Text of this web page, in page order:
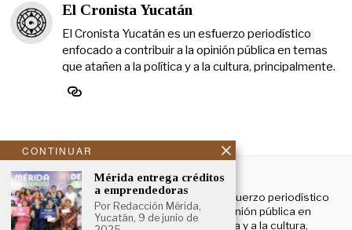
El Cronista Yucatán
El Cronista Yucatán es un esfuerzo periodístico
enfocado a contribuir a la opinión pública en temas
que atañen a la política y a la cultura, principalmente.
NOSOTROS
El Cronista Yucatán es un esfuerzo periodístico
enfocado a contribuir a la opinión pública en
temas que atañen a la política y a la cultura,
CONTINUAR
Mérida entrega créditos
a emprendedoras
Por Redacción Mérida,
Yucatán, 9 de junio de